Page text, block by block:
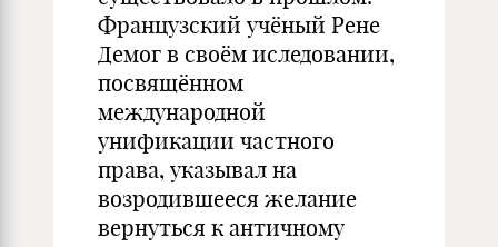
Французский учёный Рене
Демог в своём иследовании,
посвящённом
международной
унификации частного
права, указывал на
возродившееся желание
вернуться к античному